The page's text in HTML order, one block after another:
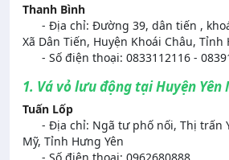
Thanh Bình
- Địa chỉ: Đường 39, dân tiến ,
Xã Dân Tiến, Huyện Khoái Châu, Tỉnh
- Số điện thoại: 0833112116 -
1. Vá vỏ lưu động tại Huyện Yên
Tuấn Lốp
- Địa chỉ: Ngã tư phố nối, Thị trấn
Mỹ, Tỉnh Hưng Yên